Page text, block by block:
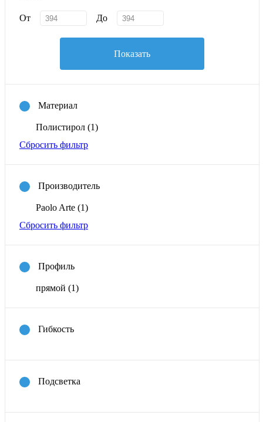
От До
Показать
Материал
Полистирол (1)
Сбросить фильтр
Производитель
Paolo Arte (1)
Сбросить фильтр
Профиль
прямой (1)
Гибкость
Подсветка